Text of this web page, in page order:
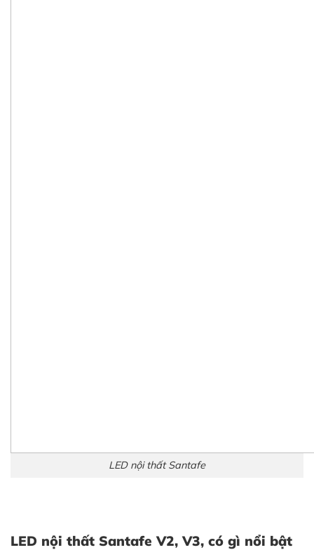
LED nội thất Santafe
LED nội thất Santafe V2, V3, có gì nổi bật